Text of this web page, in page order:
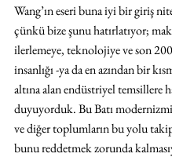
Wang’ın eseri buna iyi bir giriş
çünkü bize şunu hatırlatıyor;
ilerlemeye, teknolojiye ve son
insanlığı -ya da en azından bir
altına alan endüstriyel temsillere
duyuyorduk. Bu Batı
ve diğer toplumların bu yolu
bunu reddetmek zorunda